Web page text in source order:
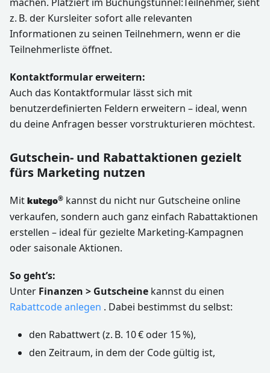
z. B. der Kursleiter sofort alle relevanten
Informationen zu seinen Teilnehmern, wenn er die
Teilnehmerliste öffnet.
Kontaktformular erweitern:
Auch das Kontaktformular lässt sich mit
benutzerdefinierten Feldern erweitern – ideal, wenn
du deine Anfragen besser vorstrukturieren möchtest.
Gutschein- und Rabattaktionen gezielt
fürs Marketing nutzen
Mit kutego® kannst du nicht nur Gutscheine online
verkaufen, sondern auch ganz einfach Rabattaktionen
erstellen – ideal für gezielte Marketing-Kampagnen
oder saisonale Aktionen.
So geht’s:
Unter Finanzen > Gutscheine kannst du einen
Rabattcode anlegen . Dabei bestimmst du selbst:
den Rabattwert (z. B. 10 € oder 15 %),
den Zeitraum, in dem der Code gültig ist,